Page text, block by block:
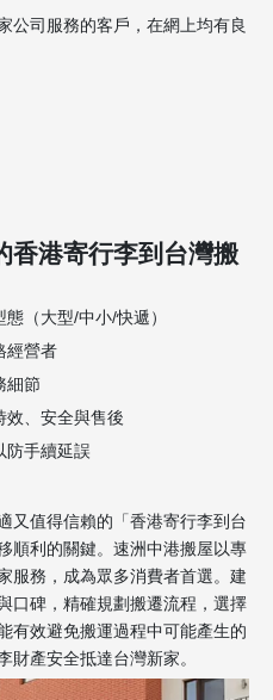
公司服務的客戶，在網上均有良
香港寄行李到台灣搬
（大型/中小/快遞）
經營者
細節
效、安全與售後
防手續延誤
又值得信賴的「香港寄行李到台
順利的關鍵。速洲中港搬屋以專
服務，成為眾多消費者首選。建
口碑，精確規劃搬遷流程，選擇
有效避免搬運過程中可能產生的
財產安全抵達台灣新家。